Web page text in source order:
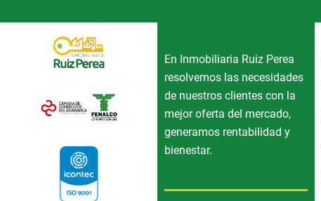
En Inmobiliaria Ruiz Perea
resolvemos las necesidades
de nuestros clientes con la
mejor oferta del mercado,
generamos rentabilidad y
bienestar.